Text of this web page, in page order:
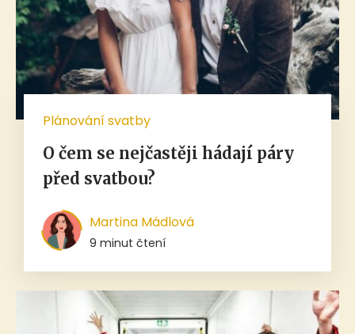
Plánování svatby
O čem se nejčastěji hádají páry
před svatbou?
Martina Mádlová
9 minut čtení